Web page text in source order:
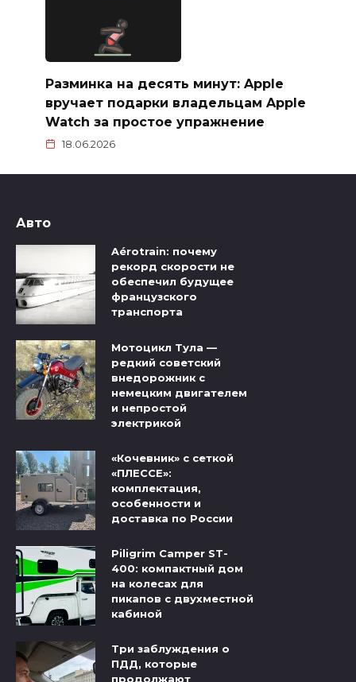
Разминка на десять минут: Apple
вручает подарки владельцам Apple
Watch за простое упражнение
18.06.2026
Авто
Aérotrain: почему
рекорд скорости не
обеспечил будущее
французского
транспорта
Мотоцикл Тула —
редкий советский
внедорожник с
немецким двигателем
и непростой
электрикой
«Кочевник» с сеткой
«ПЛЕССЕ»:
комплектация,
особенности и
доставка по России
Piligrim Camper ST-
400: компактный дом
на колесах для
пикапов с двухместной
кабиной
Три заблуждения о
ПДД, которые
продолжают